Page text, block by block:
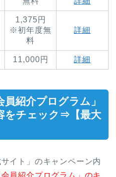
1,375円
※初年度無
料
詳細
11,000円 詳細
紹介プログラム」
をチェック⇒【最大
イト」のキャンペーン内
員紹介プログラム」のキ